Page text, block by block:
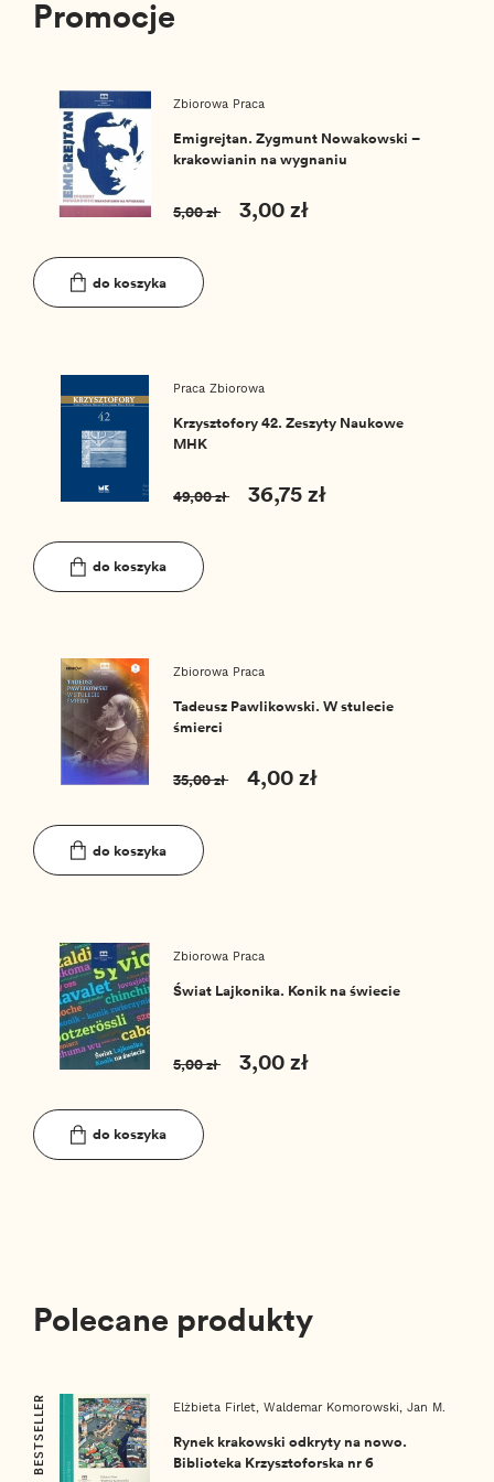
Promocje
Zbiorowa Praca
Emigrejtan. Zygmunt Nowakowski –
krakowianin na wygnaniu
5,00 zł 3,00 zł
do koszyka
Praca Zbiorowa
Krzysztofory 42. Zeszyty Naukowe
MHK
49,00 zł 36,75 zł
do koszyka
Zbiorowa Praca
Tadeusz Pawlikowski. W stulecie
śmierci
35,00 zł 4,00 zł
do koszyka
Zbiorowa Praca
Świat Lajkonika. Konik na świecie
5,00 zł 3,00 zł
do koszyka
Polecane produkty
BESTSELLER Elżbieta Firlet,Waldemar Komorowski,Jan M.
Małecki,
Mieczysław Rokosz
Rynek krakowski odkryty na nowo.
Biblioteka Krzysztoforska nr 6